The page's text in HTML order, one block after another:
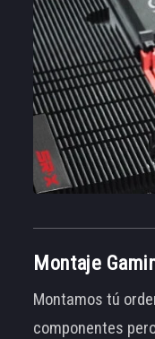
Montaje
Montamos tú
componentes